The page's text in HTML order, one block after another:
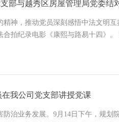
部与越秀区房屋管理局党委结
精神，推动党员深刻感悟中法文明
合拍纪录电影《康熙与路易十四》
我公司党支部讲授党课
防治业务发展。9月14日下午，规